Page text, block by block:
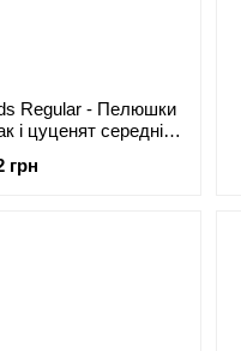
Regular - Пелюшки
і цуценят середніх
грн